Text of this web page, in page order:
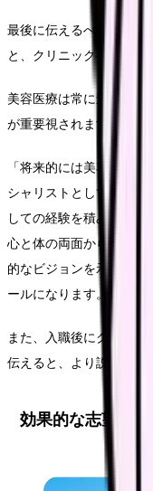
最後に伝えるべきは、美
と、クリニックへの貢献
美容医療は常に進化する
が重要視されます。
「将来的には美容皮膚
シャリストとして患者さ
しての経験を積みなが
心と体の両面から美をサ
的なビジョンを示すこと
ールになります。
また、入職後にクリニッ
伝えると、より説得力が
効果的な志望動